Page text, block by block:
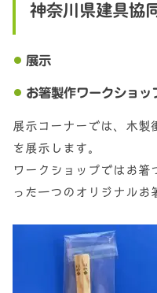
神奈川県建具協
展示
お箸製作ワークショッ
展示コーナーでは、木製
を展示します。
ワークショップではお箸
った一つのオリジナルお